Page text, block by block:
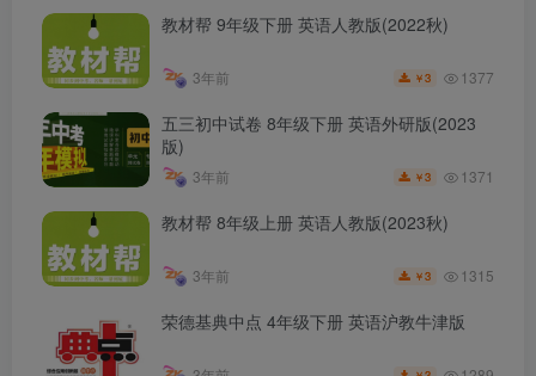
教材帮 9年级下册 英语人教版(2022秋)
3年前 ￥3 1377
五三初中试卷 8年级下册 英语外研版(2023
版)
3年前 ￥3 1371
教材帮 8年级上册 英语人教版(2023秋)
3年前 ￥3 1315
荣德基典中点 4年级下册 英语沪教牛津版